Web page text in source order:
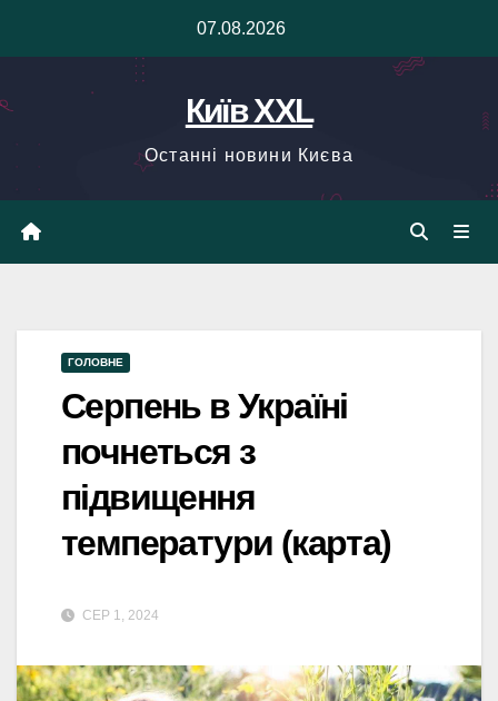
07.08.2026
Київ XXL
Останні новини Києва
ГОЛОВНЕ
Серпень в Україні
почнеться з
підвищення
температури (карта)
СЕР 1, 2024